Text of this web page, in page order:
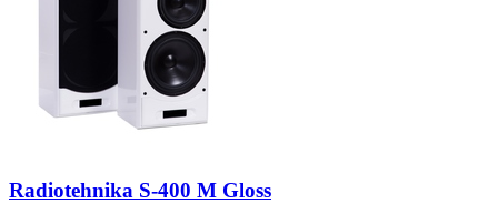
Radiotehnika S-400 M Gloss